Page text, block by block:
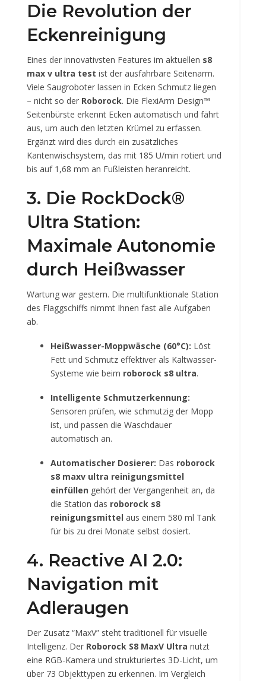
Die Revolution der
Eckenreinigung
Eines der innovativsten Features im aktuellen s8
max v ultra test ist der ausfahrbare Seitenarm.
Viele Saugroboter lassen in Ecken Schmutz liegen
– nicht so der Roborock. Die FlexiArm Design™
Seitenbürste erkennt Ecken automatisch und fährt
aus, um auch den letzten Krümel zu erfassen.
Ergänzt wird dies durch ein zusätzliches
Kantenwischsystem, das mit 185 U/min rotiert und
bis auf 1,68 mm an Fußleisten heranreicht.
3. Die RockDock®
Ultra Station:
Maximale Autonomie
durch Heißwasser
Wartung war gestern. Die multifunktionale Station
des Flaggschiffs nimmt Ihnen fast alle Aufgaben
ab.
Heißwasser-Moppwäsche (60°C): Löst
Fett und Schmutz effektiver als Kaltwasser-
Systeme wie beim roborock s8 ultra.
Intelligente Schmutzerkennung:
Sensoren prüfen, wie schmutzig der Mopp
ist, und passen die Waschdauer
automatisch an.
Automatischer Dosierer: Das roborock
s8 maxv ultra reinigungsmittel
einfüllen gehört der Vergangenheit an, da
die Station das roborock s8
reinigungsmittel aus einem 580 ml Tank
für bis zu drei Monate selbst dosiert.
4. Reactive AI 2.0:
Navigation mit
Adleraugen
Der Zusatz “MaxV” steht traditionell für visuelle
Intelligenz. Der Roborock S8 MaxV Ultra nutzt
eine RGB-Kamera und strukturiertes 3D-Licht, um
über 73 Objekttypen zu erkennen. Im Vergleich